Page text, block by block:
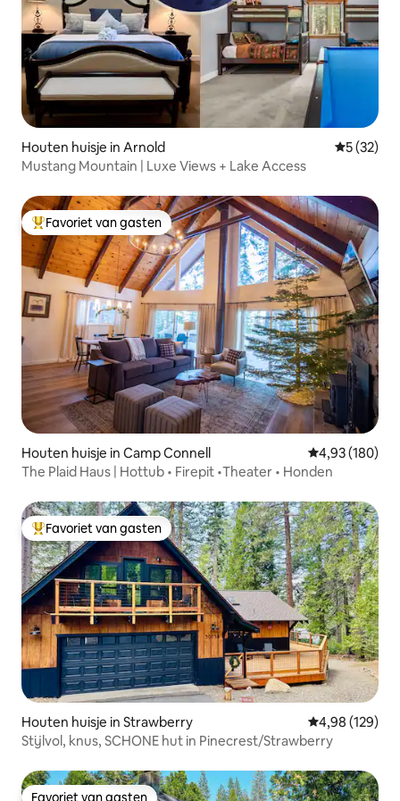
Houten huisje in Arnold
5 (32)
Mustang Mountain | Luxe Views + Lake Access
Topfavoriet van gasten
Favoriet van gasten
Houten huisje in Camp Connell Gemiddelde
4,93 (180)
The Plaid Haus | Hottub • Firepit •Theater • Honden
Topfavoriet van gasten
Favoriet van gasten
Houten huisje in Strawberry Gemiddelde
4,98 (129)
Stijlvol, knus, SCHONE hut in Pinecrest/Strawberry
Favoriet van gasten